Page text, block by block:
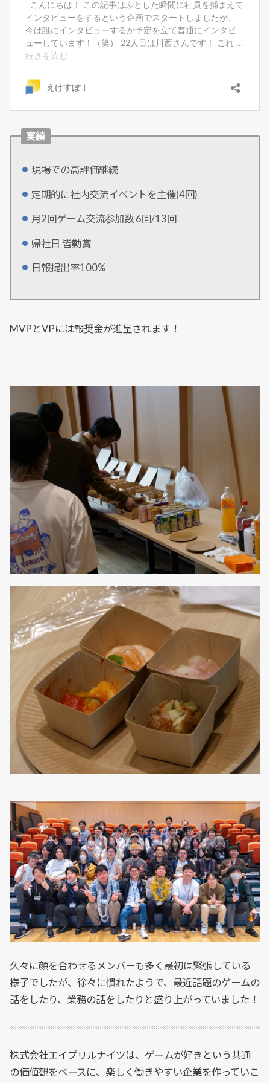
実績
現場での高評価継続
定期的に社内交流イベントを主催(4回)
月2回ゲーム交流参加数 6回/13回
帰社日 皆勤賞
日報提出率100%
MVPとVPには報奨金が進呈されます！
久々に顔を合わせるメンバーも多く最初は緊張している
様子でしたが、徐々に慣れたようで、最近話題のゲームの
話をしたり、業務の話をしたりと盛り上がっていました！
株式会社エイプリルナイツは、ゲームが好きという共通
の価値観をベースに、楽しく働きやすい企業を作っていこ